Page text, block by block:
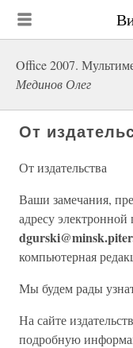
Office 2007.
Мединов Олег
От
От издательства
Ваши замечания,
адресу
компьютерная
Мы будем рады
На сайте
подробную